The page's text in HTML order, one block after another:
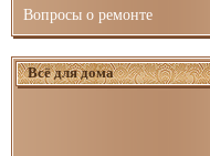
Вопросы о ремонте
Всё для дома